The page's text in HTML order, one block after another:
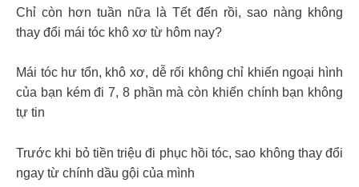
Chỉ còn hơn tuần nữa là Tết đến rồi, sao nàng không
thay đổi mái tóc khô xơ từ hôm nay?
Mái tóc hư tổn, khô xơ, dễ rối không chỉ khiến ngoại hình
của bạn kém đi 7, 8 phần mà còn khiến chính bạn không
tự tin
Trước khi bỏ tiền triệu đi phục hồi tóc, sao không thay đổi
ngay từ chính dầu gội của mình